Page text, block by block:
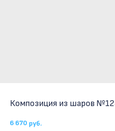
Композиция из шаров
6 670 руб.